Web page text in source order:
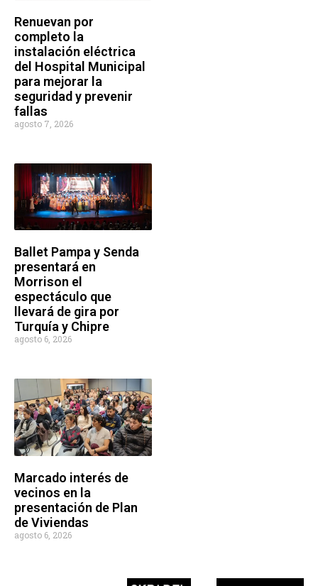
Renuevan por
completo la
instalación eléctrica
del Hospital Municipal
para mejorar la
seguridad y prevenir
fallas
agosto 7, 2026
Ballet Pampa y Senda
presentará en
Morrison el
espectáculo que
llevará de gira por
Turquía y Chipre
agosto 6, 2026
Marcado interés de
vecinos en la
presentación de Plan
de Viviendas
agosto 6, 2026